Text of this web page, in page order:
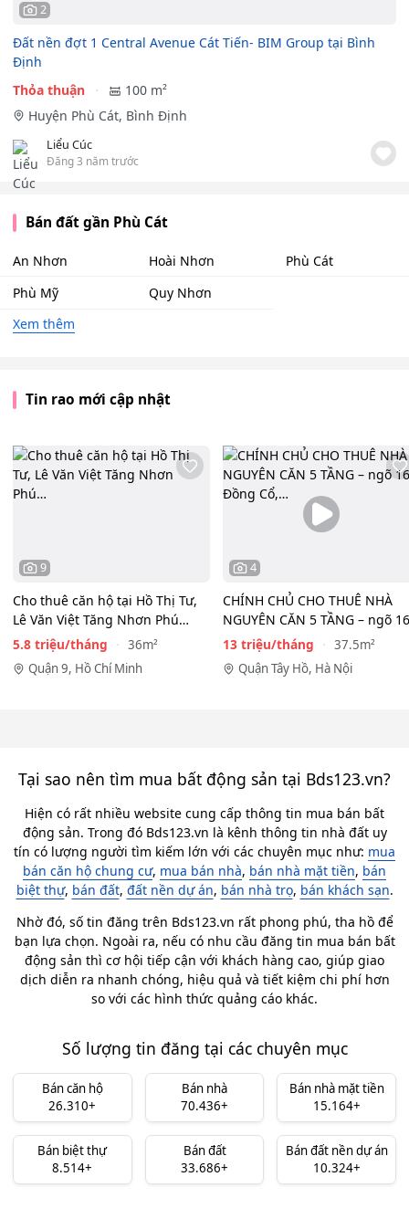
2
Đất nền đợt 1 Central Avenue Cát Tiến- BIM Group tại Bình
Định
Thỏa thuận
100 m²
Huyện Phù Cát, Bình Định
Liểu Cúc
Đăng 3 năm trước
Bán đất gần Phù Cát
An Nhơn Hoài Nhơn
Phù Cát
Phù Mỹ
Quy Nhơn
Xem thêm
Tin rao mới cập nhật
9
Cho thuê căn hộ tại Hồ Thị Tư,
Lê Văn Việt Tăng Nhơn Phú
Quận 9(cũ) Thủ…
5.8 triệu/tháng
36m²
Quận 9, Hồ Chí Minh
4
CHÍNH CHỦ CHO THUÊ NHÀ
NGUYÊN CĂN 5 TẦNG – ngõ
Đồng Cổ, Tây Hồ
13 triệu/tháng
37.5m²
Quận Tây Hồ, Hà Nội
Tại sao nên tìm mua bất động sản tại Bds123.vn?
Hiện có rất nhiều website cung cấp thông tin mua bán bất
động sản. Trong đó Bds123.vn là kênh thông tin nhà đất uy
tín có lượng người tìm kiếm lớn với các chuyên mục như: mua
bán căn hộ chung cư, mua bán nhà, bán nhà mặt tiền, bán
biệt thự, bán đất, đất nền dự án, bán nhà trọ, bán khách sạn.
Nhờ đó, số tin đăng trên Bds123.vn rất phong phú, tha hồ để
bạn lựa chọn. Ngoài ra, nếu có nhu cầu đăng tin mua bán bất
động sản thì cơ hội tiếp cận với khách hàng cao, giúp giao
dịch diễn ra nhanh chóng, hiệu quả và tiết kiệm chi phí hơn
so với các hình thức quảng cáo khác.
Số lượng tin đăng tại các chuyên mục
Bán căn hộ
26.310+
Bán nhà
70.436+
Bán nhà mặt tiền
15.164+
Bán biệt thự
8.514+
Bán đất
33.686+
Bán đất nền dự án
10.324+